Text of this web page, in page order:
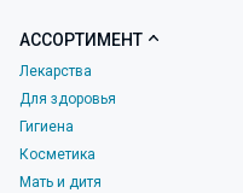
АССОРТИМЕНТ
Лекарства
Для здоровья
Гигиена
Косметика
Мать и дитя